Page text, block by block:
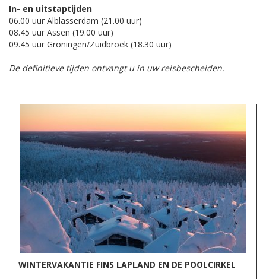
In- en uitstaptijden
06.00 uur Alblasserdam (21.00 uur)
08.45 uur Assen (19.00 uur)
09.45 uur Groningen/Zuidbroek (18.30 uur)
De definitieve tijden ontvangt u in uw reisbescheiden.
WINTERVAKANTIE FINS LAPLAND EN DE POOLCIRKEL